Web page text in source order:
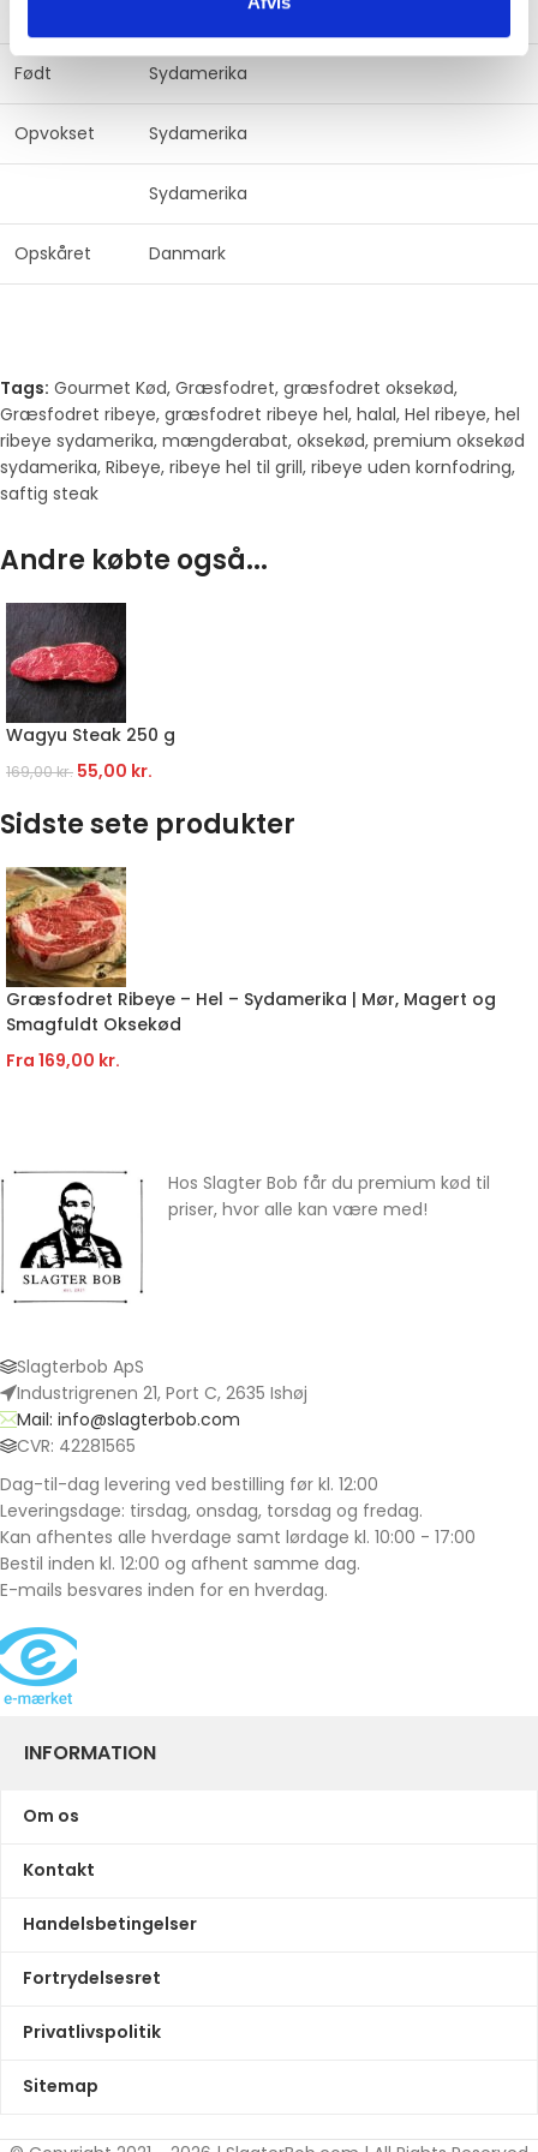
Født Sydamerika
Opvokset Sydamerika
Sydamerika
Opskåret Danmark
Tags: Gourmet Kød, Græsfodret, græsfodret oksekød,
Græsfodret ribeye, græsfodret ribeye hel, halal, Hel ribeye, hel
ribeye sydamerika, mængderabat, oksekød, premium oksekød
sydamerika, Ribeye, ribeye hel til grill, ribeye uden kornfodring,
saftig steak
Andre købte også...
Wagyu Steak 250 g
169,00kr. 55,00 kr.
Sidste sete produkter
Græsfodret Ribeye – Hel – Sydamerika | Mør, Magert og
Smagfuldt Oksekød
Fra 169,00 kr.
Hos Slagter Bob får du premium kød til
priser, hvor alle kan være med!
Slagterbob ApS
Industrigrenen 21, Port C, 2635 Ishøj
Mail: info@slagterbob.com
CVR: 42281565
Dag-til-dag levering ved bestilling før kl. 12:00
Leveringsdage: tirsdag, onsdag, torsdag og fredag.
Kan afhentes alle hverdage samt lørdage kl. 10:00 - 17:00
Bestil inden kl. 12:00 og afhent samme dag.
E-mails besvares inden for en hverdag.
INFORMATION
Om os
Kontakt
Handelsbetingelser
Fortrydelsesret
Privatlivspolitik
Sitemap